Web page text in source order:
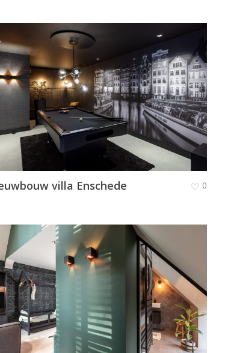
villa Enschede
0